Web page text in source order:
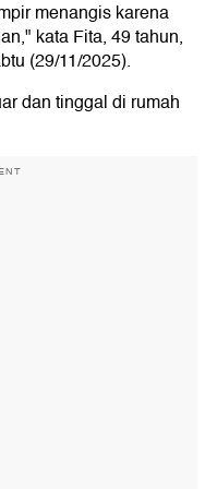
menangis karena
kata Fita, 49 tahun,
(29/11/2025).
dan tinggal di rumah